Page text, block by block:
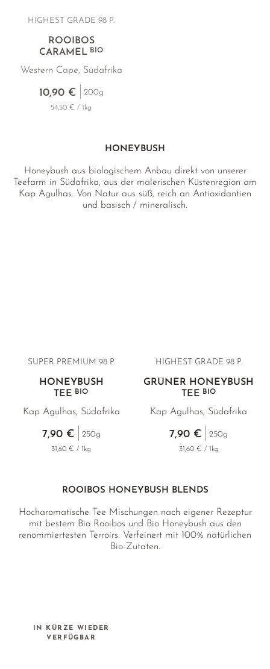
HIGHEST GRADE 98 P.
ROOIBOS
CARAMEL BIO
Western Cape, Südafrika
10,90 € 200g
54,50 € / 1kg
HONEYBUSH
Honeybush aus biologischem Anbau direkt von unserer
Teefarm in Südafrika, aus der malerischen Küstenregion am
Kap Agulhas. Von Natur aus süß, reich an Antioxidantien
und basisch / mineralisch.
SUPER PREMIUM 98 P.
HONEYBUSH
TEEBIO
Kap Agulhas, Südafrika
7,90 € 250g
31,60 € / 1kg
HIGHEST GRADE 98 P.
GRÜNER HONEYBUSH
TEE BIO
Kap Agulhas, Südafrika
7,90 € 250g
31,60 € / 1kg
ROOIBOS HONEYBUSH BLENDS
Hocharomatische Tee Mischungen nach eigener Rezeptur
mit bestem Bio Rooibos und Bio Honeybush aus den
renommiertesten Terroirs. Verfeinert mit 100% natürlichen
Bio-Zutaten.
IN KÜRZE WIEDER
VERFÜGBAR